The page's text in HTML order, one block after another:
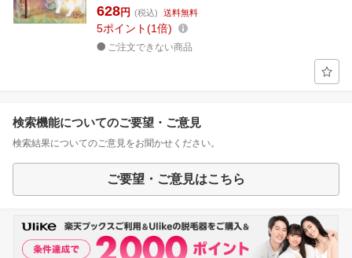
628円 (税込) 送料無料
5ポイント 1倍
ご注文できない商品
検索機能についてのご要望・ご意見
検索結果についてのご意見をお聞かせください。
ご要望・ご意見はこちら